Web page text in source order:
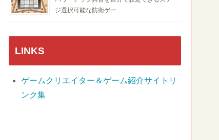
ジ選択可能な防衛ゲー …
LINKS
ゲームクリエイター＆ゲーム紹介サイトリ
ンク集